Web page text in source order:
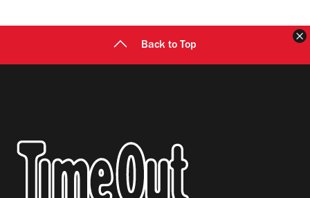
Back to Top